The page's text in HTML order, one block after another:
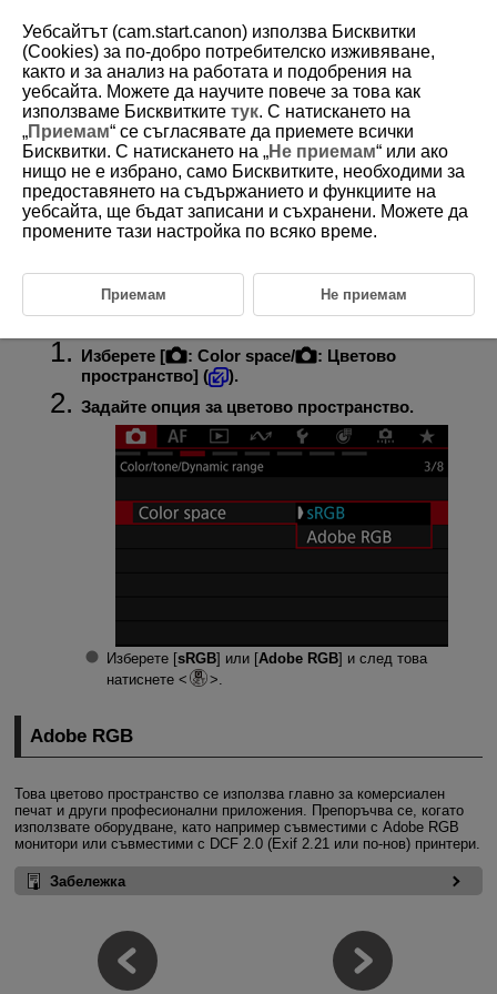
D292-067
Цветово пространство
Adobe RGB
Диапазонът на възпроизвежданите цветове се нарича "цветово
пространство". При нормално заснемане се препоръчва настройката
В режимите от основната зона на програматора автоматично се
избира настройка [sRGB
Изберете [ : Color space/ : Цветово
пространство] (
).
Задайте опция за цветово пространство.
Изберете [sRGB] или [Adobe RGB] и след това
натиснете
Adobe RGB
Това цветово пространство се използва главно за комерсиален
печат и други професионални приложения. Препоръчва се, когато
използвате оборудване, като например съвместими с Adobe RGB
монитори или съвместими с DCF 2.0 (Exif 2.21 или по-нов) принтери.
Забележка
Уебсайтът (cam.start.canon) използва Бисквитки
(Cookies) за по-добро потребителско изживяване,
както и за анализ на работата и подобрения на
уебсайта. Можете да научите повече за това как
използваме Бисквитките тук. С натискането на
„Приемам“ се съгласявате да приемете всички
Бисквитки. С натискането на „Не приемам“ или ако
нищо не е избрано, само Бисквитките, необходими за
предоставянето на съдържанието и функциите на
уебсайта, ще бъдат записани и съхранени. Можете да
промените тази настройка по всяко време.
Приемам Не приемам